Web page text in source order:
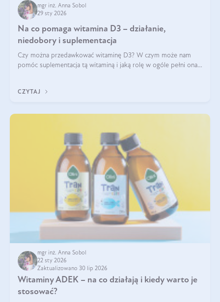
mgr inż. Anna Sobol
29 sty 2026
Na co pomaga witamina D3 – działanie,
niedobory i suplementacja
Czy można przedawkować witaminę D3? W czym może nam
pomóc suplementacja tą witaminą i jaką rolę w ogóle pełni ona
robić?
CZYTAJ
mgr inż. Anna Sobol
22 sty 2026
Zaktualizowano 30 lip 2026
Witaminy ADEK – na co działają i kiedy warto je
stosować?